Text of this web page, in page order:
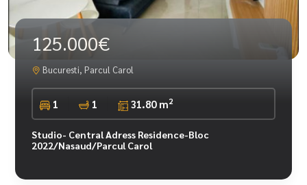
125.000€
Bucuresti, Parcul Carol
1 1 31.80 m2
Studio- Central Adress Residence-Bloc
2022/Nasaud/Parcul Carol